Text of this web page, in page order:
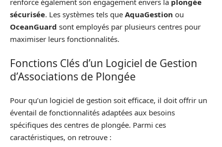
renforce également son engagement envers la plongée
sécurisée. Les systèmes tels que AquaGestion ou
OceanGuard sont employés par plusieurs centres pour
maximiser leurs fonctionnalités.
Fonctions Clés d’un Logiciel de Gestion
d’Associations de Plongée
Pour qu’un logiciel de gestion soit efficace, il doit offrir un
éventail de fonctionnalités adaptées aux besoins
spécifiques des centres de plongée. Parmi ces
caractéristiques, on retrouve :